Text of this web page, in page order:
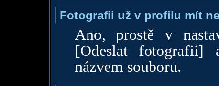
Fotografii už v profilu mít
Ano, prostě v
[Odeslat
názvem souboru.